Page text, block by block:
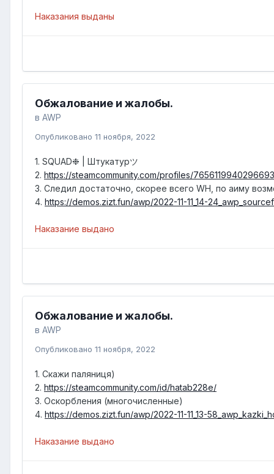
Наказания выданы
Обжалование и жалобы.
в AWP
Опубликовано 11 ноября, 2022
1. SQUAD❉ | Штукатурツ
2. https://steamcommunity.com/profiles/
3. Следил достаточно, скорее всего WH, по аиму
4. https://demos.zizt.fun/awp/2022-11-11_14-
Наказание выдано
Обжалование и жалобы.
в AWP
Опубликовано 11 ноября, 2022
1. Скажи паляниця)
2. https://steamcommunity.com/id/hatab228e/
3. Оскорбления (многочисленные)
4. https://demos.zizt.fun/awp/2022-11-11_13-
Наказание выдано